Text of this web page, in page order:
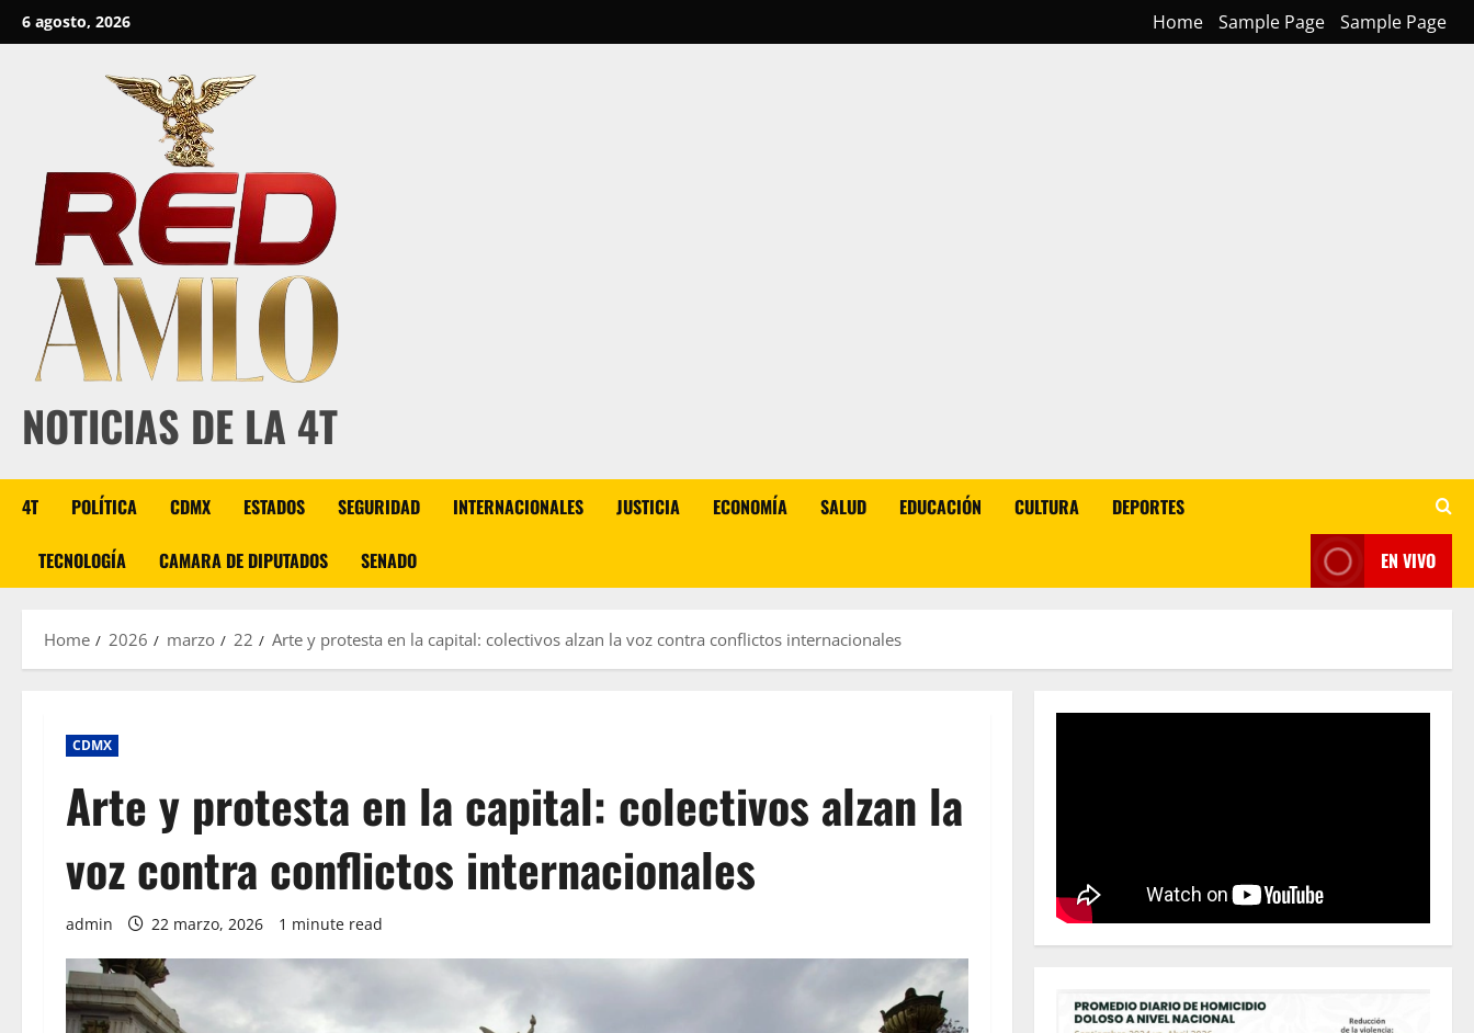
Skip
to
6 agosto, 2026 Home Sample Page Sample Page
NOTICIAS DE LA 4T
4T POLÍTICA CDMX ESTADOS SEGURIDAD INTERNACIONALES JUSTICIA ECONOMÍA SALUD EDUCACIÓN CULTURA DEPORTES
TECNOLOGÍA CAMARA DE DIPUTADOS SENADO EN VIVO
Home 2026 marzo 22 Arte y protesta en la capital: colectivos alzan la voz contra conflictos internacionales
CDMX
Arte y protesta en la capital: colectivos alzan la
voz contra conflictos internacionales
admin 22 marzo, 2026 1 minute read